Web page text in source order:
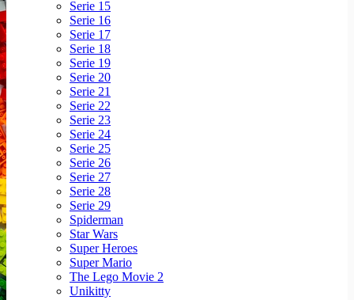
Serie 15
Serie 16
Serie 17
Serie 18
Serie 19
Serie 20
Serie 21
Serie 22
Serie 23
Serie 24
Serie 25
Serie 26
Serie 27
Serie 28
Serie 29
Spiderman
Star Wars
Super Heroes
Super Mario
The Lego Movie 2
Unikitty